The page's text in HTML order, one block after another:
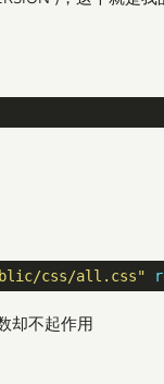
css/all.css"
却不起作用